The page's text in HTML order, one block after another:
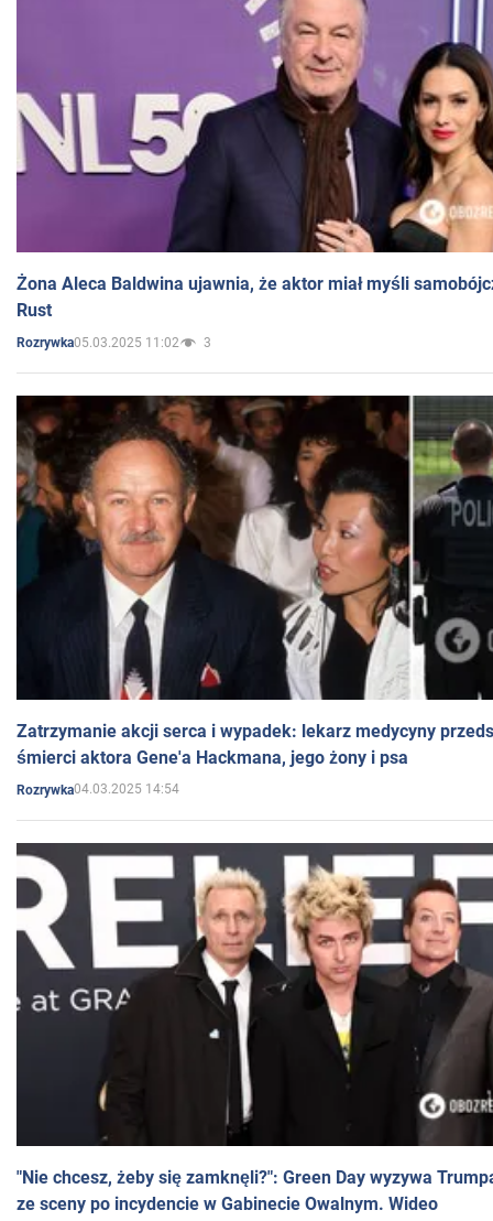
Żona Aleca Baldwina ujawnia, że aktor miał myśli
Rust
Rozrywka05.03.2025 11:02 3
Zatrzymanie akcji serca i wypadek: lekarz medycyny
śmierci aktora Gene'a Hackmana, jego żony i psa
Rozrywka04.03.2025 14:54
"Nie chcesz, żeby się zamknęli?": Green Day wyzywa
ze sceny po incydencie w Gabinecie Owalnym. Wideo